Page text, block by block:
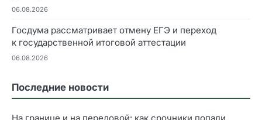
06.08.2026
Госдума рассматривает отмену ЕГЭ и переход
к государственной итоговой аттестации
06.08.2026
Последние новости